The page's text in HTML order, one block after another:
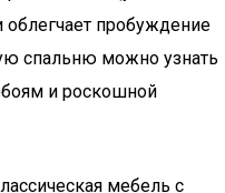
пробуждение
спальню можно узнать
и роскошной
мебель с